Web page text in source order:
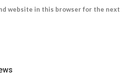
website in this browser for the next